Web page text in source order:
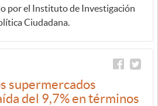
por el Instituto de Investigación
Ciudadana.
supermercados
del 9,7% en términos